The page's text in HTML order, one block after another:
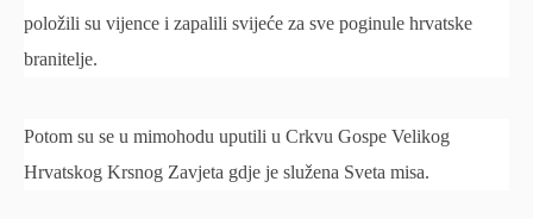
položili su vijence i zapalili svijeće za sve poginule hrvatske
branitelje.
Potom su se u mimohodu uputili u Crkvu Gospe Velikog
Hrvatskog Krsnog Zavjeta gdje je služena Sveta misa.